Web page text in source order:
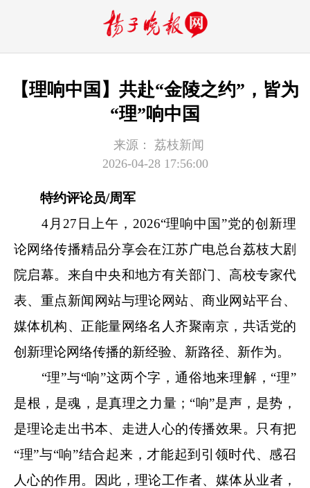
【理响中国】共赴“金陵之约”，皆为
“理”响中国
来源：
荔枝新闻
2026-04-28 17:56:00
特约评论员/周军
4月27日上午，2026“理响中国”党的创新理
论网络传播精品分享会在江苏广电总台荔枝大剧
院启幕。来自中央和地方有关部门、高校专家代
表、重点新闻网站与理论网站、商业网站平台、
媒体机构、正能量网络名人齐聚南京，共话党的
创新理论网络传播的新经验、新路径、新作为。
“理”与“响”这两个字，通俗地来理解，“理”
是根，是魂，是真理之力量；“响”是声，是势，
是理论走出书本、走进人心的传播效果。只有把
“理”与“响”结合起来，才能起到引领时代、感召
人心的作用。因此，理论工作者、媒体从业者，